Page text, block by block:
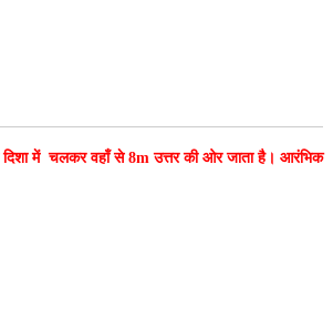
में चलकर वहाँ से 8m उत्तर की ओर जाता है। आरंभिक